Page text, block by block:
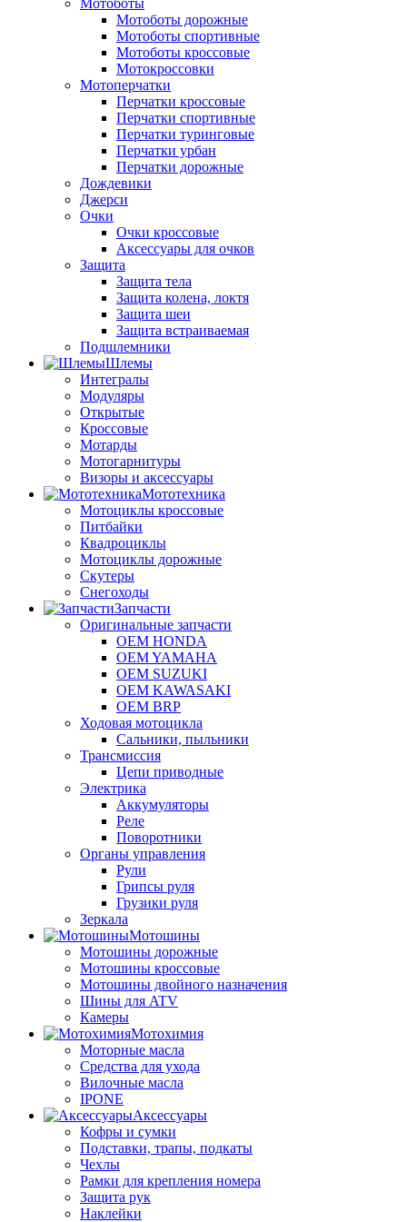
Мотоботы
Мотоботы дорожные
Мотоботы спортивные
Мотоботы кроссовые
Мотокроссовки
Мотоперчатки
Перчатки кроссовые
Перчатки спортивные
Перчатки туринговые
Перчатки урбан
Перчатки дорожные
Дождевики
Джерси
Очки
Очки кроссовые
Аксессуары для очков
Защита
Защита тела
Защита колена, локтя
Защита шеи
Защита встраиваемая
Подшлемники
Шлемы
Интегралы
Модуляры
Открытые
Кроссовые
Мотарды
Мотогарнитуры
Визоры и аксессуары
Мототехника
Мотоциклы кроссовые
Питбайки
Квадроциклы
Мотоциклы дорожные
Скутеры
Снегоходы
Запчасти
Оригинальные запчасти
OEM HONDA
OEM YAMAHA
OEM SUZUKI
OEM KAWASAKI
OEM BRP
Ходовая мотоцикла
Сальники, пыльники
Трансмиссия
Цепи приводные
Электрика
Аккумуляторы
Реле
Поворотники
Органы управления
Рули
Грипсы руля
Грузики руля
Зеркала
Мотошины
Мотошины дорожные
Мотошины кроссовые
Мотошины двойного назначения
Шины для ATV
Камеры
Мотохимия
Моторные масла
Средства для ухода
Вилочные масла
IPONE
Аксессуары
Кофры и сумки
Подставки, трапы, подкаты
Чехлы
Рамки для крепления номера
Защита рук
Наклейки